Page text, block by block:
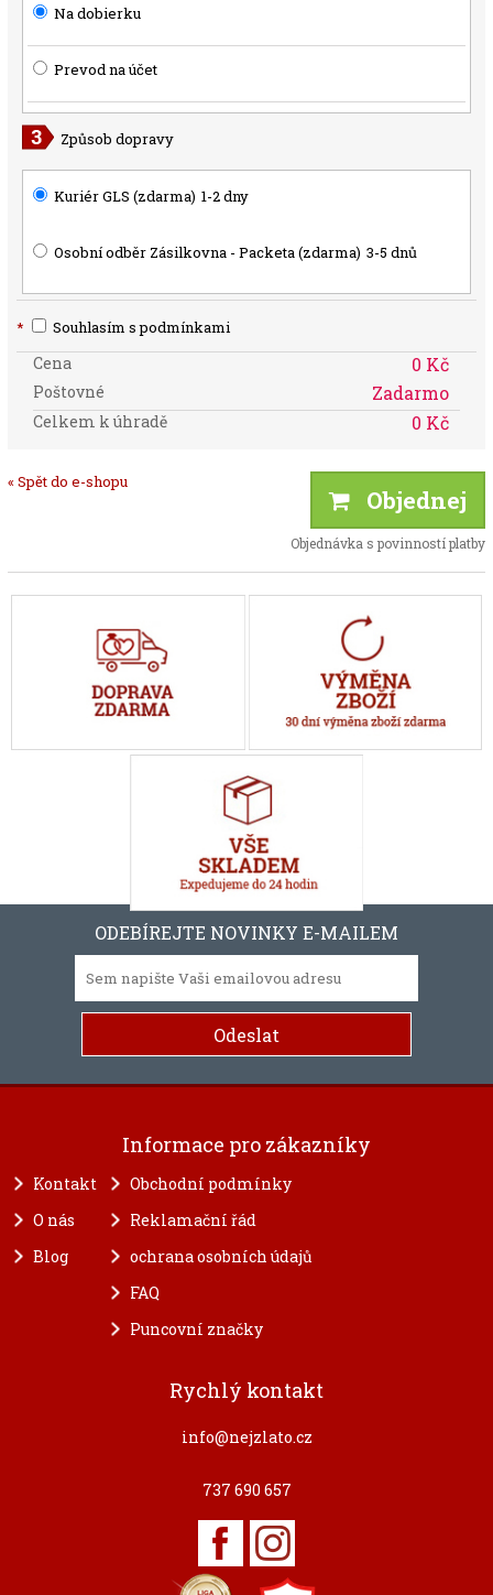
Na dobierku
Prevod na účet
Způsob dopravy
Kuriér GLS (zdarma) 1-2 dny
Osobní odběr Zásilkovna - Packeta (zdarma) 3-5 dnů
* Souhlasím s podmínkami
Cena 0 Kč
Poštovné Zadarmo
Celkem k úhradě 0 Kč
« Spět do e-shopu
Objednej
Objednávka s povinností platby
ODEBÍREJTE NOVINKY E-MAILEM
Informace pro zákazníky
Kontakt
O nás
Blog
Obchodní podmínky
Reklamační řád
ochrana osobních údajů
FAQ
Puncovní značky
Rychlý kontakt
info@nejzlato.cz
737 690 657